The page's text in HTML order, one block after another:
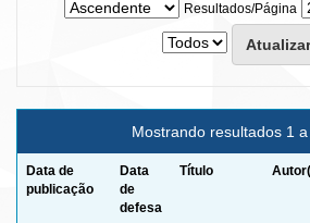
Resultados/Página
Mostrando resultados 1 a
Data de
publicação
Data
de
defesa
Título